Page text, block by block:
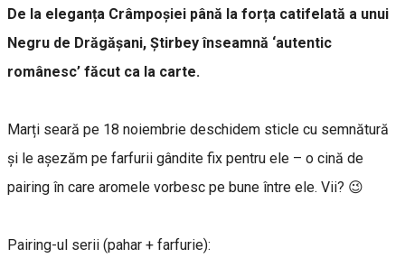
De la eleganța Crâmpoșiei până la forța catifelată a unui
Negru de Drăgășani, Știrbey înseamnă ‘autentic
românesc’ făcut ca la carte.
Marți seară pe 18 noiembrie deschidem sticle cu semnătură
și le așezăm pe farfurii gândite fix pentru ele – o cină de
pairing în care aromele vorbesc pe bune între ele. Vii? 😉
Pairing-ul serii (pahar + farfurie):